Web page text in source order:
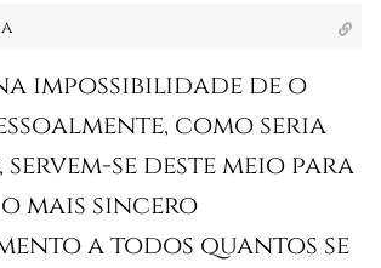
impossibilidade de o
como seria
servem-se deste meio para
mais sincero
a todos quantos se